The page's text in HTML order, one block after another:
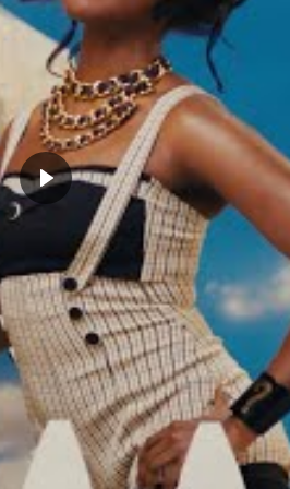
ne s’arrête pas là, un
Brown, qui sort d’une saison
jeu conséquent avec les
les sophomores, l’ailier
et Victor Oladipo.
gars qui
ce dont vous
à Kawhi
sur
et il
Il est en
«